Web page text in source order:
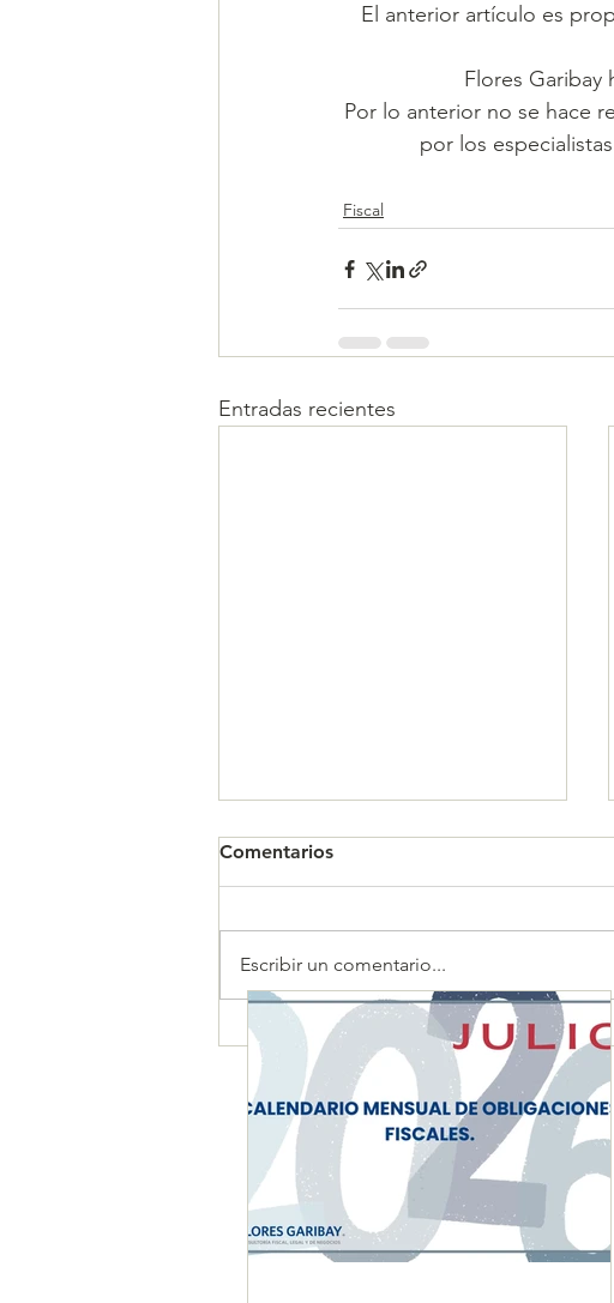
El anterior artículo es
Flores Garibay
Por lo anterior no se hace
por los
Fiscal
Entradas recientes
CALENDARIO MENSUAL DE
OBLIGACIONES FISCALES
"JULIO 2026"
Comentarios
Escribir un comentario...